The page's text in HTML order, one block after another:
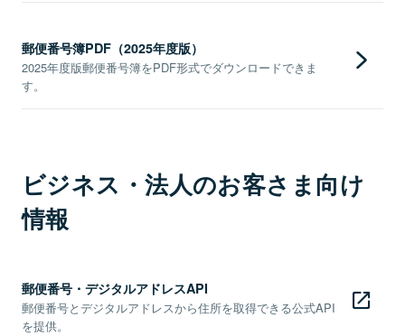
郵便番号簿PDF（2025年度版）
2025年度版郵便番号簿をPDF形式でダウンロードできま
す。
ビジネス・法人のお客さま向け
情報
郵便番号・デジタルアドレスAPI
郵便番号とデジタルアドレスから住所を取得できる公式API
を提供。